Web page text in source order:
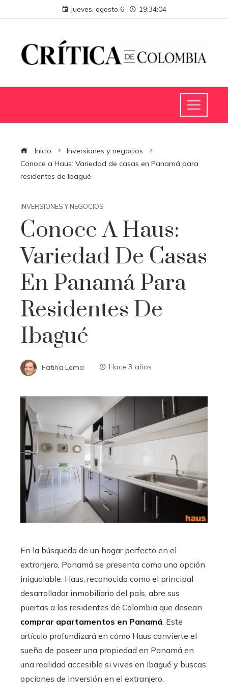
jueves, agosto 6 19:34:04
Inicio
Inversiones y negocios
Conoce a Haus: Variedad de casas en Panamá para
residentes de Ibagué
INVERSIONES Y NEGOCIOS
Conoce A Haus:
Variedad De Casas
En Panamá Para
Residentes De
Ibagué
Fatiha Lema Hace 3 años
En la búsqueda de un hogar perfecto en el
extranjero, Panamá se presenta como una opción
inigualable. Haus, reconocido como el principal
desarrollador inmobiliario del país, abre sus
puertas a los residentes de Colombia que desean
comprar apartamentos en Panamá. Este
artículo profundizará en cómo Haus convierte el
sueño de poseer una propiedad en Panamá en
una realidad accesible si vives en Ibagué y buscas
opciones de inversión en el extranjero.